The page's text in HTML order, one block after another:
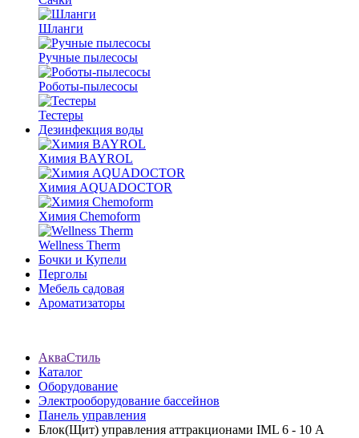
Шланги
Ручные пылесосы
Роботы-пылесосы
Тестеры
Дезинфекция воды
Химия BAYROL
Химия AQUADOCTOR
Химия Chemoform
Wellness Therm
Бочки и Купели
Перголы
Мебель садовая
Ароматизаторы
АкваСтиль
Каталог
Оборудование
Электрооборудование бассейнов
Панель управления
Блок(Щит) управления аттракционами IML 6 - 10 А